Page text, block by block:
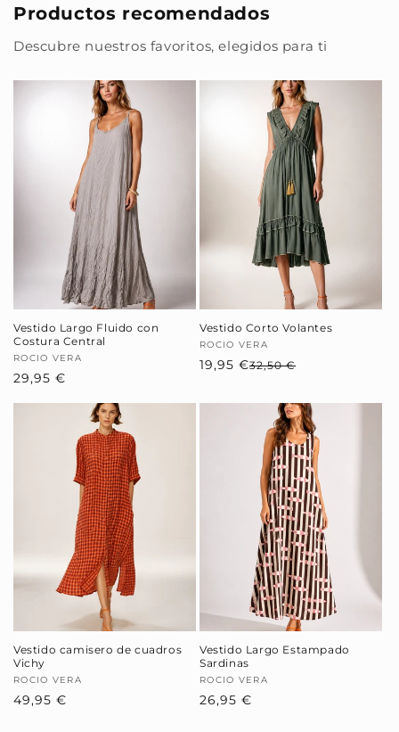
Productos recomendados
Descubre nuestros favoritos, elegidos para ti
Vestido Largo Fluido con
Costura Central
Proveedor:
ROCIO VERA
Precio
29,95 €
Vestido Corto Volantes
Proveedor:
ROCIO VERA
32,50 €
oferta
19,95 €
Vestido camisero de cuadros
Vichy
Proveedor:
ROCIO VERA
Precio
49,95 €
Vestido Largo Estampado
Sardinas
Proveedor:
ROCIO VERA
Precio
26,95 €